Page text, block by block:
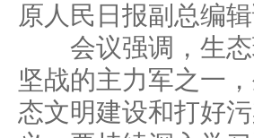
原人民日报副总编
会议强调，生态
坚战的主力军之一
态文明建设和打好